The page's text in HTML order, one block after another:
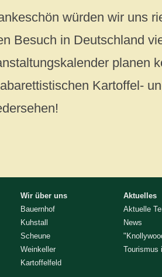
würden wir uns
Besuch in Deutschland
planen
Kartoffel-
Wir über uns
Bauernhof
Kuhstall
Scheune
Weinkeller
Kartoffelfeld
Aktuelles
Aktuelle
News
Tourismus